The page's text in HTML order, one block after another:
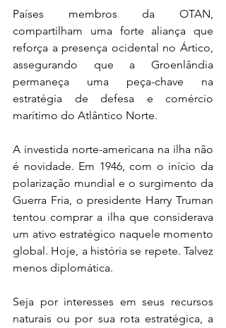
Países membros da OTAN,
compartilham uma forte aliança que
reforça a presença ocidental no Ártico,
assegurando que a Groenlândia
permaneça uma peça-chave na
estratégia de defesa e comércio
marítimo do Atlântico Norte.
A investida norte-americana na ilha não
é novidade. Em 1946, com o início da
polarização mundial e o surgimento da
Guerra Fria, o presidente Harry Truman
tentou comprar a ilha que considerava
um ativo estratégico naquele momento
global. Hoje, a história se repete. Talvez
menos diplomática.
Seja por interesses em seus recursos
naturais ou por sua rota estratégica, a